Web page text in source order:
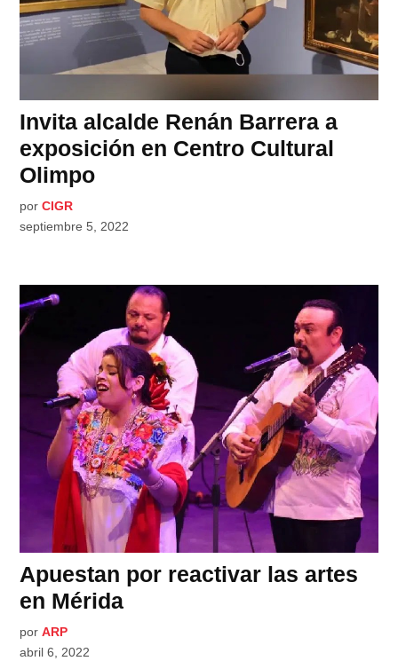
Invita alcalde Renán Barrera a
exposición en Centro Cultural
Olimpo
por CIGR
septiembre 5, 2022
Apuestan por reactivar las artes
en Mérida
por ARP
abril 6, 2022